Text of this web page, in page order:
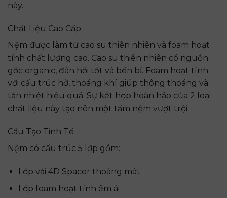
này.
Chất Liệu Cao Cấp
Nệm được làm từ cao su thiên nhiên và foam hoạt
tính chất lượng cao. Cao su thiên nhiên có nguồn
gốc organic, đàn hồi tốt và bền bỉ. Foam hoạt tính
với cấu trúc hở, thoáng khí giúp thông thoáng và
tản nhiệt hiệu quả. Sự kết hợp hoàn hảo của 2 loại
chất liệu này tạo nên một tấm nệm vượt trội.
Cấu Tạo Tinh Tế
Nệm có cấu trúc 5 lớp gồm:
Lớp vải 4D Spacer thoáng mát
Lớp foam hoạt tính êm ái